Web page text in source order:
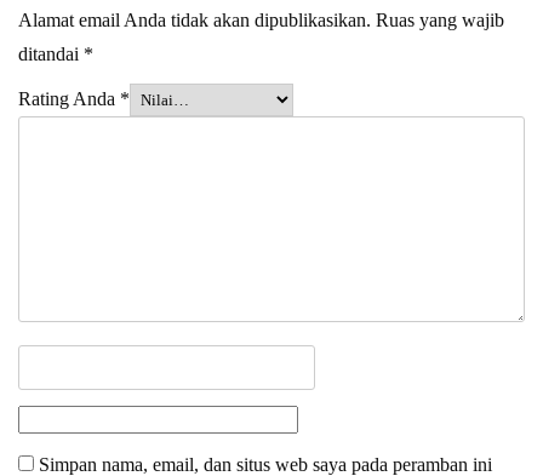
Alamat email Anda tidak akan dipublikasikan. Ruas yang wajib
ditandai *
Rating Anda *
Simpan nama, email, dan situs web saya pada peramban ini